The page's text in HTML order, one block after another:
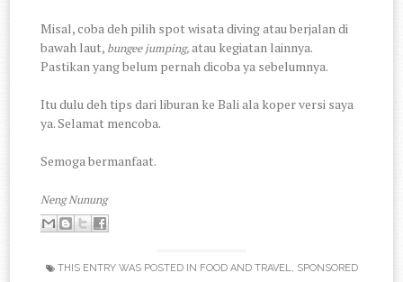
Misal, coba deh pilih spot wisata diving atau berjalan di
bawah laut, bungee jumping,atau kegiatan lainnya.
Pastikan yang belum pernah dicoba ya sebelumnya.
Itu dulu deh tips dari liburan ke Bali ala koper versi saya
ya. Selamat mencoba.
Semoga bermanfaat.
Neng Nunung
THIS ENTRY WAS POSTED IN FOOD AND TRAVEL SPONSORED